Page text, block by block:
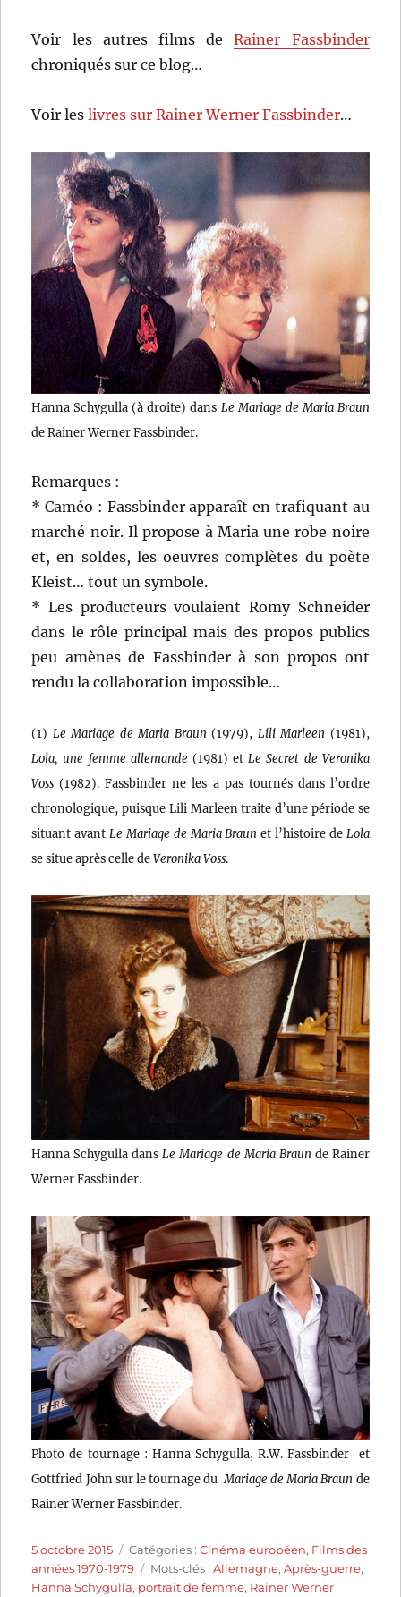
Voir les autres films deRainer Fassbinder
chroniqués sur ce blog…
Voir leslivres sur Rainer Werner Fassbinder…
Hanna Schygulla (à droite) dans Le Mariage de Maria Braun
de Rainer Werner Fassbinder.
Remarques :
* Caméo : Fassbinder apparaît en trafiquant au
marché noir. Il propose à Maria une robe noire
et, en soldes, les oeuvres complètes du poète
Kleist… tout un symbole.
* Les producteurs voulaient Romy Schneider
dans le rôle principal mais des propos publics
peu amènes de Fassbinder à son propos ont
rendu la collaboration impossible…
(1) Le Mariage de Maria Braun (1979), Lili Marleen (1981),
Lola, une femme allemande(1981) et Le Secret de Veronika
Voss (1982). Fassbinder ne les a pas tournés dans l’ordre
chronologique, puisque Lili Marleen traite d’une période se
situant avant Le Mariage de Maria Braun et l’histoire de Lola
se situe après celle deVeronika Voss.
Hanna Schygulla dans Le Mariage de Maria Braun de Rainer
Werner Fassbinder.
Photo de tournage : Hanna Schygulla, R.W. Fassbinder et
Gottfried John sur le tournage du Mariage de Maria Braun de
Rainer Werner Fassbinder.
Publié
le
5 octobre 2015 Catégories
Catégories :Cinéma européen, Films des
années 1970-1979
Étiquettes
Mots-clés :Allemagne,Après-guerre,
Hanna Schygulla, portrait de femme, Rainer Werner